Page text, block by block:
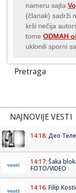
nameru sajta
(članak) sadrži
krši nečija
tome ODMAH
uklonili sporni
Pretraga
NAJNOVIJE VESTI
14:18: Део
14:17: Šaka
FOTO/VIDEO
14:16: Filip